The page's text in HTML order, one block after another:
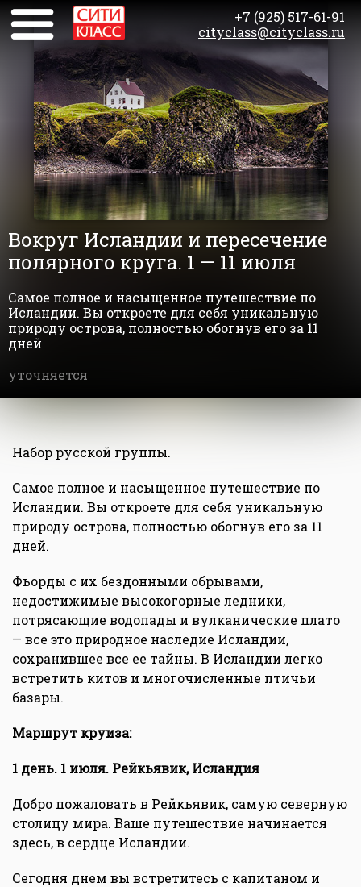
+7 (925) 517-61-91
cityclass@cityclass.ru
Вокруг Исландии и пересечение
полярного круга. 1 — 11 июля
Самое полное и насыщенное путешествие по
Исландии. Вы откроете для себя уникальную
природу острова, полностью обогнув его за 11
дней
уточняется
Набор русской группы.
Самое полное и насыщенное путешествие по
Исландии. Вы откроете для себя уникальную
природу острова, полностью обогнув его за 11
дней.
Фьорды с их бездонными обрывами,
недостижимые высокогорные ледники,
потрясающие водопады и вулканические плато
— все это природное наследие Исландии,
сохранившее все ее тайны. В Исландии легко
встретить китов и многочисленные птичьи
базары.
Маршрут круиза:
1 день. 1 июля. Рейкьявик, Исландия
Добро пожаловать в Рейкьявик, самую северную
столицу мира. Ваше путешествие начинается
здесь, в сердце Исландии.
Сегодня днем вы встретитесь с капитаном и